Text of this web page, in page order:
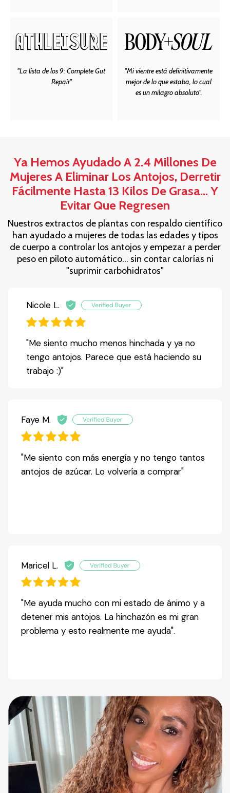
"La lista de los 9: Complete Gut
Repair"
"Mi vientre está definitivamente
mejor de lo que estaba, lo cual
es un milagro absoluto".
Ya Hemos Ayudado A 2.4 Millones De
Mujeres A Eliminar Los Antojos, Derretir
Fácilmente Hasta 13 Kilos De Grasa... Y
Evitar Que Regresen
Nuestros extractos de plantas con respaldo científico
han ayudado a mujeres de todas las edades y tipos
de cuerpo a controlar los antojos y empezar a perder
peso en piloto automático... sin contar calorías ni
"suprimir carbohidratos"
Nicole L.
"Me siento mucho menos hinchada y ya no
tengo antojos. Parece que está haciendo su
trabajo :)"
Faye M.
"Me siento con más energía y no tengo tantos
antojos de azúcar. Lo volvería a comprar"
Maricel L.
"Me ayuda mucho con mi estado de ánimo y a
detener mis antojos. La hinchazón es mi gran
problema y esto realmente me ayuda".